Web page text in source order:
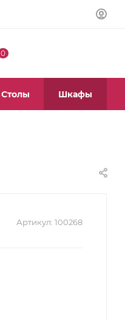
0
Столы Шкафы
Артикул: 100268